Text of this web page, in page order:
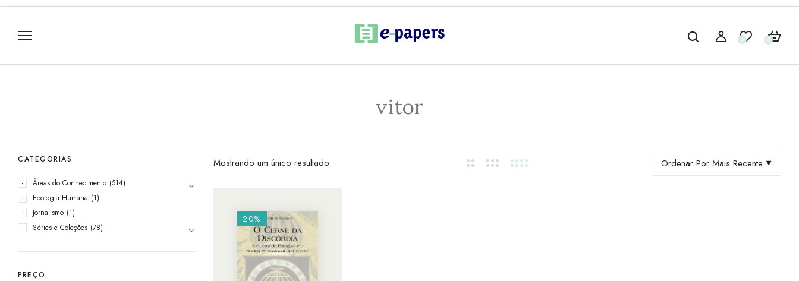
0 0
vitor
CATEGORIAS
Áreas do Conhecimento (514)
Ecologia Humana (1)
Jornalismo (1)
Séries e Coleções (78)
PREÇO
Mostrando um único resultado Ordenar Por Mais Recente
20%